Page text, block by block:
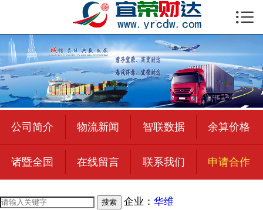
 首页
公司简介
物流新闻
绍兴至全国
合作加盟
宜荣智联

公司简介 物流新闻 智联数据 余算价格
诸暨全国 在线留言 联系我们 申请合作
搜索 企业： 华维